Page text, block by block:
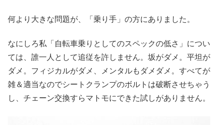
何より大きな問題が、「乗り手」の方にありました。
なにしろ私「自転車乗りとしてのスペックの低さ」につい
ては、誰一人として追従を許しません。坂がダメ。平坦が
ダメ。フィジカルがダメ、メンタルもダメダメ。すべてが
雑＆適当なのでシートクランプのボルトは破断させちゃう
し、チェーン交換すらマトモにできた試しがありません。